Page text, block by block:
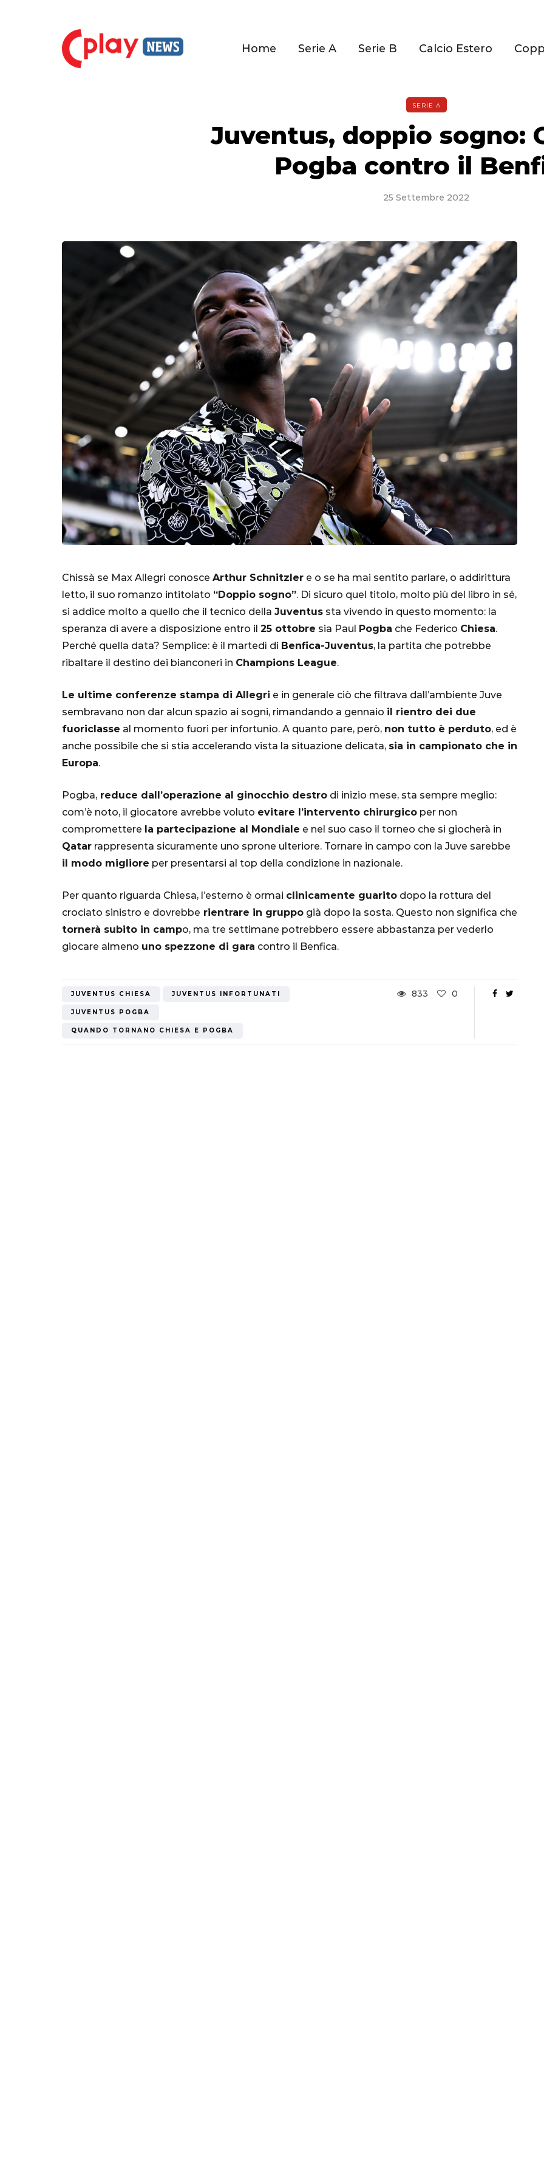
Home Serie A Serie B Calcio Estero
SERIE A
Juventus, doppio sogno:
Pogba contro il
25 Settembre 2022
Chissà se Max Allegri conosce Arthur Schnitzler e o se ha mai sentito parlare, o addirittura
letto, il suo romanzo intitolato “Doppio sogno”. Di sicuro quel titolo, molto più del libro in sé,
si addice molto a quello che il tecnico della Juventus sta vivendo in questo momento: la
speranza di avere a disposizione entro il 25 ottobre sia Paul Pogba che Federico Chiesa.
Perché quella data? Semplice: è il martedì di Benfica-Juventus, la partita che potrebbe
ribaltare il destino dei bianconeri in Champions League.
Le ultime conferenze stampa di Allegri e in generale ciò che filtrava dall’ambiente Juve
sembravano non dar alcun spazio ai sogni, rimandando a gennaio il rientro dei due
fuoriclasse al momento fuori per infortunio. A quanto pare, però, non tutto è perduto, ed è
anche possibile che si stia accelerando vista la situazione delicata, sia in campionato che in
Europa.
Pogba, reduce dall’operazione al ginocchio destro di inizio mese, sta sempre meglio:
com’è noto, il giocatore avrebbe voluto evitare l’intervento chirurgico per non
compromettere la partecipazione al Mondiale e nel suo caso il torneo che si giocherà in
Qatar rappresenta sicuramente uno sprone ulteriore. Tornare in campo con la Juve sarebbe
il modo migliore per presentarsi al top della condizione in nazionale.
Per quanto riguarda Chiesa, l’esterno è ormai clinicamente guarito dopo la rottura del
crociato sinistro e dovrebbe rientrare in gruppo già dopo la sosta. Questo non significa che
tornerà subito in campo, ma tre settimane potrebbero essere abbastanza per vederlo
giocare almeno uno spezzone di gara contro il Benfica.
JUVENTUS CHIESA JUVENTUS INFORTUNATI
JUVENTUS POGBA
QUANDO TORNANO CHIESA E POGBA
833 0
"Bayern? Pensa
all'Inter e al
Mondiale"
5 Ottobre 2022
Qatar 2022, Brasile
già qualificato agli
Ottavi di Finale
1 Dicembre 2022